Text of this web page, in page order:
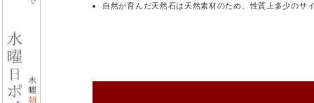
自然が育んだ天然石は天然素材のため、性質上多少の